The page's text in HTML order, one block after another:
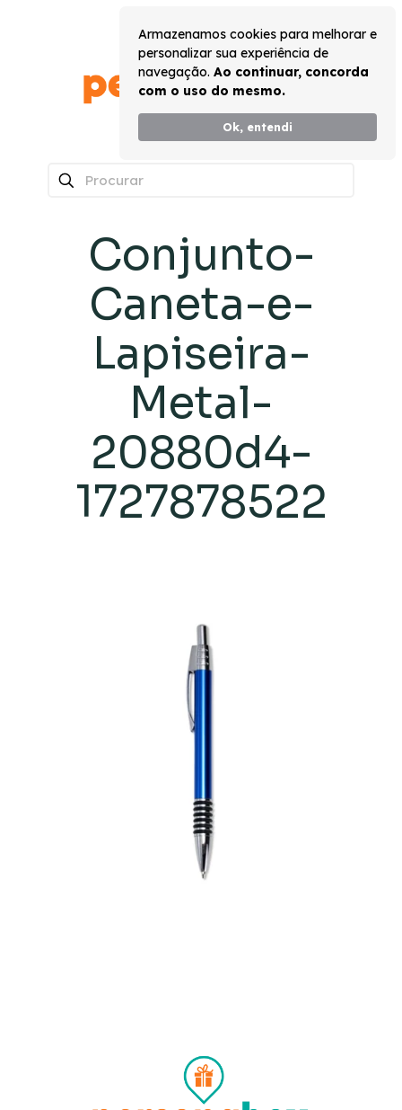
Armazenamos cookies para melhorar e
personalizar sua experiência de
navegação. Ao continuar, concorda
com o uso do mesmo.
Ok, entendi
Conjunto-
Caneta-e-
Lapiseira-
Metal-
20880d4-
1727878522